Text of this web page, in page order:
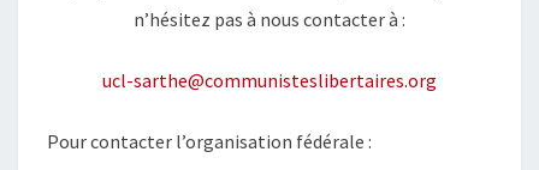
n’hésitez pas à nous contacter à :
ucl-sarthe@communisteslibertaires.org
Pour contacter l’organisation fédérale :